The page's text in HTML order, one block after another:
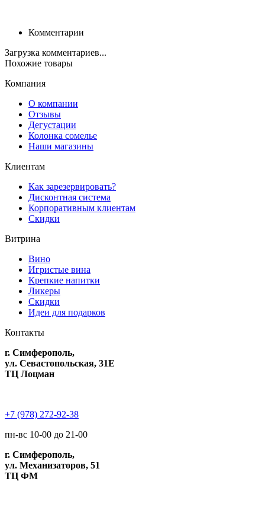
Комментарии
Загрузка комментариев...
Похожие товары
Компания
О компании
Отзывы
Дегустации
Колонка сомелье
Наши магазины
Клиентам
Как зарезервировать?
Дисконтная система
Корпоративным клиентам
Скидки
Витрина
Вино
Игристые вина
Крепкие напитки
Ликеры
Скидки
Идеи для подарков
Контакты
г. Симферополь,
ул. Севастопольская, 31Е
ТЦ Лоцман
+7 (978) 272-92-38
пн-вс 10-00 до 21-00
г. Симферополь,
ул. Механизаторов, 51
ТЦ ФМ